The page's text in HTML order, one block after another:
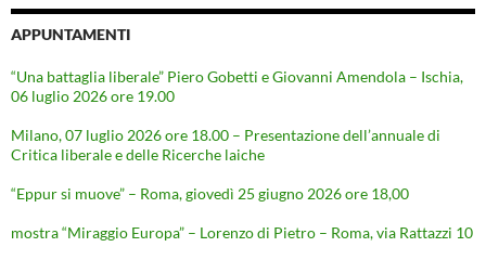
APPUNTAMENTI
“Una battaglia liberale” Piero Gobetti e Giovanni Amendola – Ischia,
06 luglio 2026 ore 19.00
Milano, 07 luglio 2026 ore 18.00 – Presentazione dell’annuale di
Critica liberale e delle Ricerche laiche
“Eppur si muove” – Roma, giovedì 25 giugno 2026 ore 18,00
mostra “Miraggio Europa” – Lorenzo di Pietro – Roma, via Rattazzi 10